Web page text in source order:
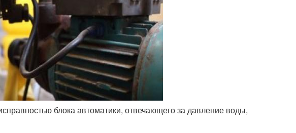
блока автоматики, отвечающего за давление воды,